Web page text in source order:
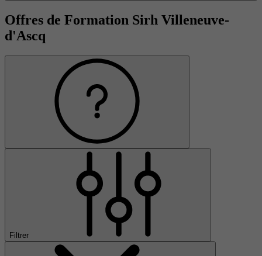
Offres de Formation Sirh Villeneuve-
d'Ascq
Filtrer